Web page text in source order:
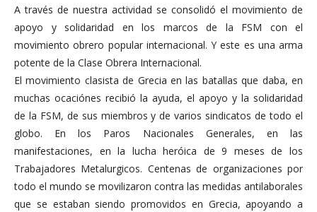
A través de nuestra actividad se consolidó el movimiento de
apoyo y solidaridad en los marcos de la FSM con el
movimiento obrero popular internacional. Y este es una arma
potente de la Clase Obrera Internacional.
El movimiento clasista de Grecia en las batallas que daba, en
muchas ocaciónes recibió la ayuda, el apoyo y la solidaridad
de la FSM, de sus miembros y de varios sindicatos de todo el
globo. En los Paros Nacionales Generales, en las
manifestaciones, en la lucha heróica de 9 meses de los
Trabajadores Metalurgicos. Centenas de organizaciones por
todo el mundo se movilizaron contra las medidas antilaborales
que se estaban siendo promovidos en Grecia, apoyando a